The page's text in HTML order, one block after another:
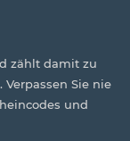
zählt damit zu
Sie nie
und